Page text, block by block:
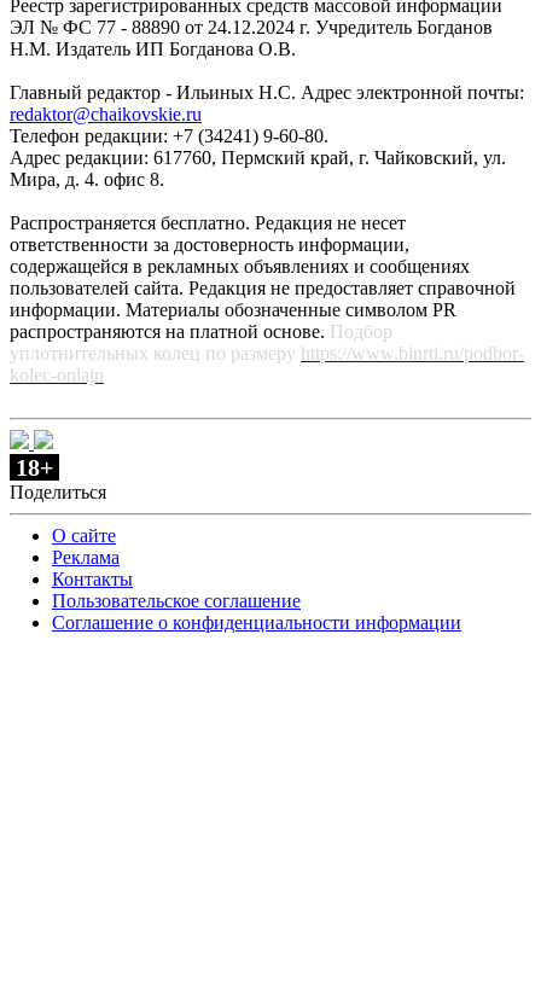
Реестр зарегистрированных средств массовой информации
ЭЛ № ФС 77 - 88890 от 24.12.2024 г. Учредитель Богданов
Н.М. Издатель ИП Богданова О.В.
Главный редактор - Ильиных Н.С. Адрес электронной почты:
redaktor@chaikovskie.ru
Телефон редакции: +7 (34241) 9-60-80.
Адрес редакции: 617760, Пермский край, г. Чайковский, ул.
Мира, д. 4. офис 8.
Распространяется бесплатно. Редакция не несет
ответственности за достоверность информации,
содержащейся в рекламных объявлениях и сообщениях
пользователей сайта. Редакция не предоставляет справочной
информации. Материалы обозначенные символом PR
распространяются на платной основе. Подбор
уплотнительных колец по размеру https://www.binrti.ru/podbor-
kolec-onlajn
18+
Поделиться
О сайте
Реклама
Контакты
Пользовательское соглашение
Соглашение о конфиденциальности информации